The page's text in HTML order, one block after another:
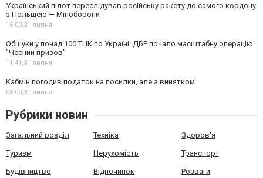
Український пілот переслідував російську ракету до самого кордону
з Польщею — Міноборони
15:00,31 липня
Обшуки у понад 100 ТЦК по Україні: ДБР почало масштабну операцію
"Чесний призов"
11:41,31 липня
Кабмін погодив податок на посилки, але з винятком
08:00,31 липня
Рубрики новин
Загальний розділ Техніка Здоров'я
Туризм Нерухомість Транспорт
Будівництво Відпочинок Розваги